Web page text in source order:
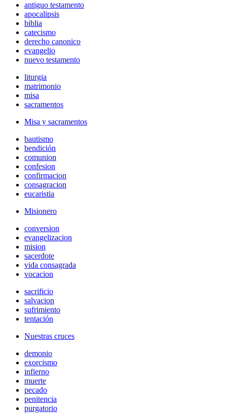
antiguo testamento
apocalipsis
biblia
catecismo
derecho canonico
evangelio
nuevo testamento
liturgia
matrimonio
misa
sacramentos
Misa y sacramentos
bautismo
bendición
comunion
confesion
confirmacion
consagracion
eucaristia
Misionero
conversion
evangelizacion
mision
sacerdote
vida consagrada
vocacion
sacrificio
salvacion
sufrimiento
tentación
Nuestras cruces
demonio
exorcismo
infierno
muerte
pecado
penitencia
purgatorio